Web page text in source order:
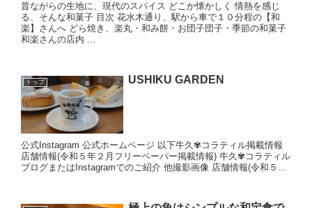
昔ながらの生地に、現代のスパイス どこか懐かしく 情熱を感じ
る、そんな和菓子 目次 花水木通り、駅から車で１０分程の【和
楽】さんへ どら焼き、楽丸・和み餅・お団子団子・季節の和菓子
和楽さんの店内 ...
トップ USHIKU GARDEN
公式Instagram 公式ホームページ 以下牛久✾コラティル掲載情報
店舗情報(令和５年２月フリーペーパー掲載情報) 牛久✾コラティル
ブログまたはInstagramでのご紹介 他撮影画像 店舗情報(令和５...